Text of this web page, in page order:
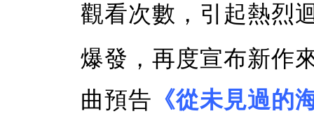
觀看次數，引起熱烈
爆發，再度宣布新作
曲預告 《從未見過的